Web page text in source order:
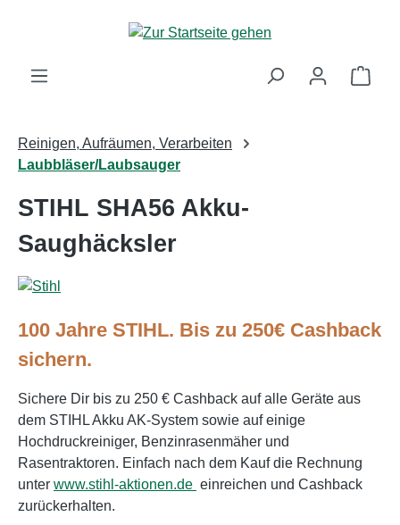
Zum Hauptinhalt springen
Reinigen, Aufräumen, Verarbeiten
Laubbläser/Laubsauger
STIHL SHA56 Akku-
Saughäcksler
100 Jahre STIHL. Bis zu 250€ Cashback
sichern.
Sichere Dir bis zu 250 € Cashback auf alle Geräte aus
dem STIHL Akku AK-System sowie auf einige
Hochdruckreiniger, Benzinrasenmäher und
Rasentraktoren. Einfach nach dem Kauf die Rechnung
unter www.stihl-aktionen.de einreichen und Cashback
zurückerhalten.